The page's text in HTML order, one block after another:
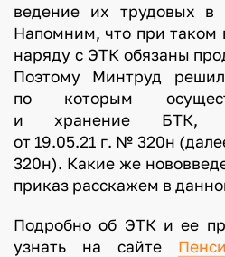
ведение их трудовых
Напомним, что при таком
наряду с ЭТК обязаны
Поэтому Минтруд
по которым
и хранение БТК,
от 19.05.21 г. № 320н
320н). Какие же
приказ расскажем в
Подробно об ЭТК и ее
узнать на сайте